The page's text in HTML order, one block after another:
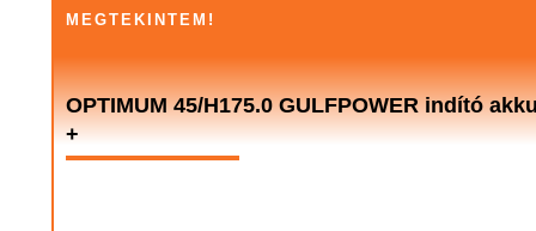
MEGTEKINTEM!
OPTIMUM 45/H175.0 GULFPOWER indító
+